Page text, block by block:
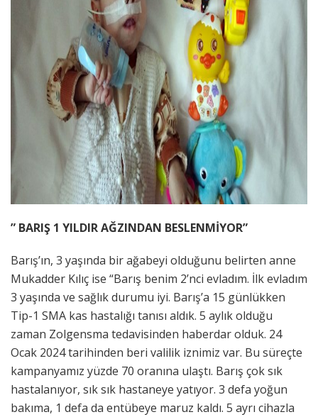
” BARIŞ 1 YILDIR AĞZINDAN BESLENMİYOR”
Barış’ın, 3 yaşında bir ağabeyi olduğunu belirten anne
Mukadder Kılıç ise “Barış benim 2’nci evladım. İlk evladım
3 yaşında ve sağlık durumu iyi. Barış’a 15 günlükken
Tip-1 SMA kas hastalığı tanısı aldık. 5 aylık olduğu
zaman Zolgensma tedavisinden haberdar olduk. 24
Ocak 2024 tarihinden beri valilik iznimiz var. Bu süreçte
kampanyamız yüzde 70 oranına ulaştı. Barış çok sık
hastalanıyor, sık sık hastaneye yatıyor. 3 defa yoğun
bakıma, 1 defa da entübeye maruz kaldı. 5 ayrı cihazla